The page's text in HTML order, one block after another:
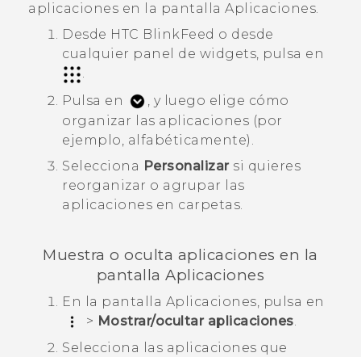
AYUDA
Dispositivos y accesorios HTC
Iniciar sesión
aplicaciones en la pantalla Aplicaciones.
Desde HTC BlinkFeed o desde
cualquier panel de widgets, pulsa en
.
Pulsa en
, y luego elige cómo
organizar las aplicaciones (por
ejemplo, alfabéticamente).
Selecciona Personalizarsi quieres
reorganizar o agrupar las
aplicaciones en carpetas.
Muestra o oculta aplicaciones en la
pantallaAplicaciones
En la pantalla Aplicaciones , pulsa en
> Mostrar/ocultar aplicaciones
Selecciona las aplicaciones que